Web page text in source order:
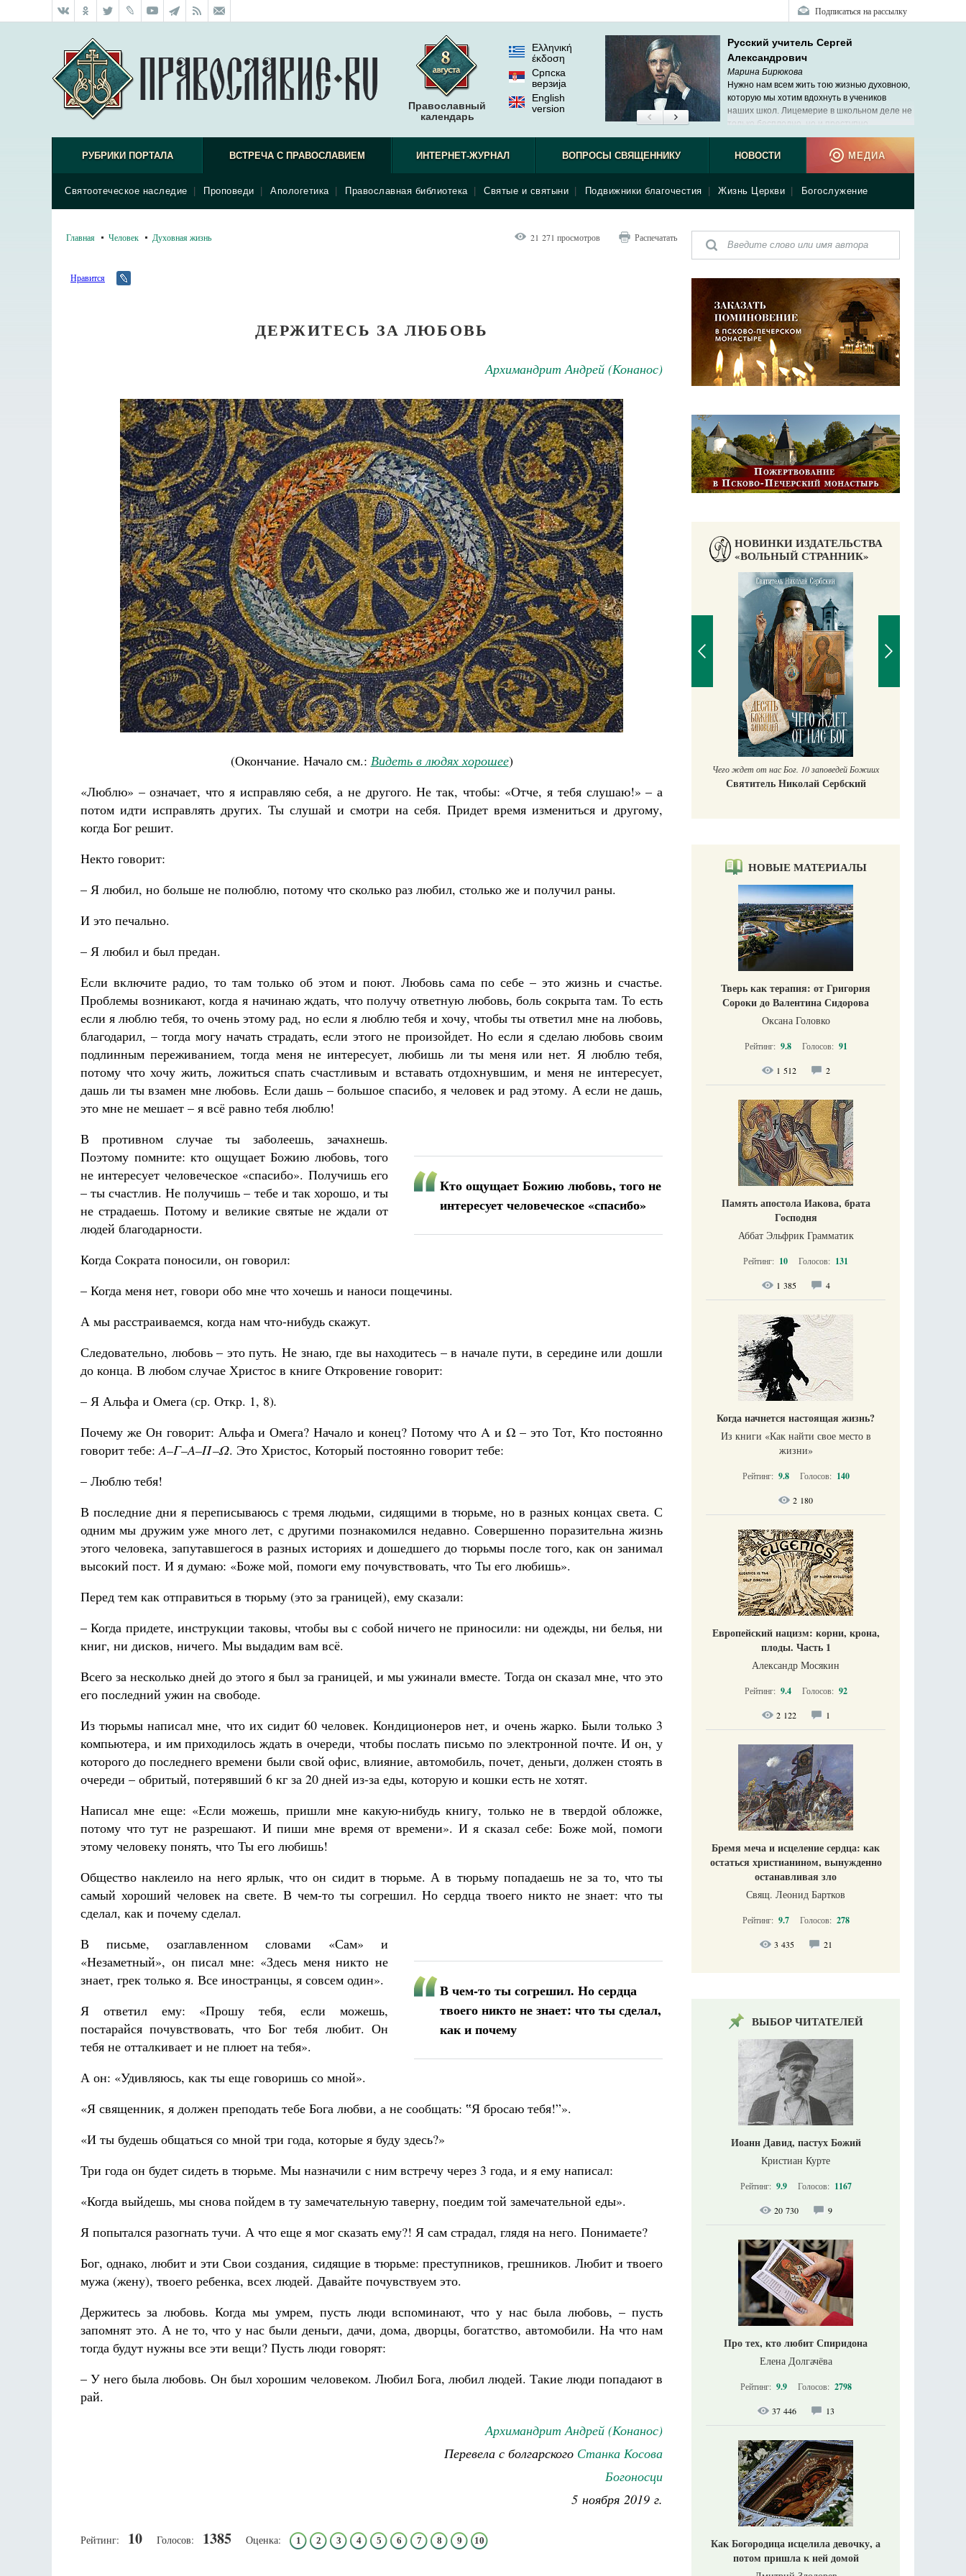
Подписаться на рассылку
Православный
календарь
Ελληνική
έκδοση
Српска
верзиjа
English
version
Русский учитель Сергей
Александрович
Марина Бирюкова
Нужно нам всем жить тою жизнью духовною,
которую мы хотим вдохнуть в учеников
наших школ. Лицемерие в школьном деле не
только бесплодно, но и преступно.
РУБРИКИ ПОРТАЛА ВСТРЕЧА С ПРАВОСЛАВИЕМ
Святоотеческое наследие Проповеди Апологетика Православная библиотека Святые и святыни Подвижники благочестия Жизнь Церкви Богослужение
ИНТЕРНЕТ-ЖУРНАЛ ВОПРОСЫ СВЯЩЕННИКУ НОВОСТИ МЕДИА
Главная Человек Духовная жизнь 21 271 просмотров Распечатать
Нравится
ДЕРЖИТЕСЬ ЗА ЛЮБОВЬ
Архимандрит Андрей (Конанос)
(Окончание. Начало см.: Видеть в людях хорошее)
«Люблю» – означает, что я исправляю себя, а не другого. Не так, чтобы: «Отче, я тебя слушаю!» – а
потом идти исправлять других. Ты слушай и смотри на себя. Придет время измениться и другому,
когда Бог решит.
Некто говорит:
– Я любил, но больше не полюблю, потому что сколько раз любил, столько же и получил раны.
И это печально.
– Я любил и был предан.
Если включите радио, то там только об этом и поют. Любовь сама по себе – это жизнь и счастье.
Проблемы возникают, когда я начинаю ждать, что получу ответную любовь, боль сокрыта там. То есть
если я люблю тебя, то очень этому рад, но если я люблю тебя и хочу, чтобы ты ответил мне на любовь,
благодарил, – тогда могу начать страдать, если этого не произойдет. Но если я сделаю любовь своим
подлинным переживанием, тогда меня не интересует, любишь ли ты меня или нет. Я люблю тебя,
потому что хочу жить, ложиться спать счастливым и вставать отдохнувшим, и меня не интересует,
дашь ли ты взамен мне любовь. Если дашь – большое спасибо, я человек и рад этому. А если не дашь,
это мне не мешает – я всё равно тебя люблю!
Кто ощущает Божию любовь, того не
интересует человеческое «спасибо»
В противном случае ты заболеешь, зачахнешь.
Поэтому помните: кто ощущает Божию любовь, того
не интересует человеческое «спасибо». Получишь его
– ты счастлив. Не получишь – тебе и так хорошо, и ты
не страдаешь. Потому и великие святые не ждали от
людей благодарности.
Когда Сократа поносили, он говорил:
– Когда меня нет, говори обо мне что хочешь и наноси пощечины.
А мы расстраиваемся, когда нам что-нибудь скажут.
Следовательно, любовь – это путь. Не знаю, где вы находитесь – в начале пути, в середине или дошли
до конца. В любом случае Христос в книге Откровение говорит:
– Я Альфа и Омега (ср. Откр. 1, 8).
Почему же Он говорит: Альфа и Омега? Начало и конец? Потому что Α и Ω – это Тот, Кто постоянно
говорит тебе:Α–Γ–Α–Π–Ω. Это Христос, Который постоянно говорит тебе:
– Люблю тебя!
В последние дни я переписываюсь с тремя людьми, сидящими в тюрьме, но в разных концах света. С
одним мы дружим уже много лет, с другими познакомился недавно. Совершенно поразительна жизнь
этого человека, запутавшегося в разных историях и дошедшего до тюрьмы после того, как он занимал
высокий пост. И я думаю: «Боже мой, помоги ему почувствовать, что Ты его любишь».
Перед тем как отправиться в тюрьму (это за границей), ему сказали:
– Когда придете, инструкции таковы, чтобы вы с собой ничего не приносили: ни одежды, ни белья, ни
книг, ни дисков, ничего. Мы выдадим вам всё.
Всего за несколько дней до этого я был за границей, и мы ужинали вместе. Тогда он сказал мне, что это
его последний ужин на свободе.
Из тюрьмы написал мне, что их сидит 60 человек. Кондиционеров нет, и очень жарко. Были только 3
компьютера, и им приходилось ждать в очереди, чтобы послать письмо по электронной почте. И он, у
которого до последнего времени были свой офис, влияние, автомобиль, почет, деньги, должен стоять в
очереди – обритый, потерявший 6 кг за 20 дней из-за еды, которую и кошки есть не хотят.
Написал мне еще: «Если можешь, пришли мне какую-нибудь книгу, только не в твердой обложке,
потому что тут не разрешают. И пиши мне время от времени». И я сказал себе: Боже мой, помоги
этому человеку понять, что Ты его любишь!
Общество наклеило на него ярлык, что он сидит в тюрьме. А в тюрьму попадаешь не за то, что ты
самый хороший человек на свете. В чем-то ты согрешил. Но сердца твоего никто не знает: что ты
сделал, как и почему сделал.
В чем-то ты согрешил. Но сердца
твоего никто не знает: что ты сделал,
как и почему
В письме, озаглавленном словами «Сам» и
«Незаметный», он писал мне: «Здесь меня никто не
знает, грек только я. Все иностранцы, я совсем один».
Я ответил ему: «Прошу тебя, если можешь,
постарайся почувствовать, что Бог тебя любит. Он
тебя не отталкивает и не плюет на тебя».
А он: «Удивляюсь, как ты еще говоришь со мной».
«Я священник, я должен преподать тебе Бога любви, а не сообщать: ‟Я бросаю тебя!”».
«И ты будешь общаться со мной три года, которые я буду здесь?»
Три года он будет сидеть в тюрьме. Мы назначили с ним встречу через 3 года, и я ему написал:
«Когда выйдешь, мы снова пойдем в ту замечательную таверну, поедим той замечательной еды».
Я попытался разогнать тучи. А что еще я мог сказать ему?! Я сам страдал, глядя на него. Понимаете?
Бог, однако, любит и эти Свои создания, сидящие в тюрьме: преступников, грешников. Любит и твоего
мужа (жену), твоего ребенка, всех людей. Давайте почувствуем это.
Держитесь за любовь. Когда мы умрем, пусть люди вспоминают, что у нас была любовь, – пусть
запомнят это. А не то, что у нас были деньги, дачи, дома, дворцы, богатство, автомобили. На что нам
тогда будут нужны все эти вещи? Пусть люди говорят:
– У него была любовь. Он был хорошим человеком. Любил Бога, любил людей. Такие люди попадают в
рай.
Архимандрит Андрей (Конанос)
Перевела с болгарского Станка Косова
Богоносци
5 ноября 2019 г.
Рейтинг: 10 Голосов: 1385 Оценка: 1 2 3 4 5 6 7 8 9 10
НОВИНКИ ИЗДАТЕЛЬСТВА
«ВОЛЬНЫЙ СТРАННИК»
Как найти своё место в жизни
Кирилл Мурышев
Чего ждет от нас Бог. 10 заповедей Божиих
Святитель Николай Сербский
НОВЫЕ МАТЕРИАЛЫ
Тверь как терапия: от Григория
Сороки до Валентина Сидорова
Оксана Головко
Рейтинг: 9.8 Голосов: 91
1 512 2
Память апостола Иакова, брата
Господня
Аббат Эльфрик Грамматик
Рейтинг: 10 Голосов: 131
1 385 4
Когда начнется настоящая жизнь?
Из книги «Как найти свое место в
жизни​»
Рейтинг: 9.8 Голосов: 140
2 180
Европейский нацизм: корни, крона,
плоды. Часть 1
Александр Мосякин
Рейтинг: 9.4 Голосов: 92
2 122 1
Бремя меча и исцеление сердца: как
остаться христианином, вынужденно
останавливая зло
Свящ. Леонид Бартков
Рейтинг: 9.7 Голосов: 278
3 435 21
ВЫБОР ЧИТАТЕЛЕЙ
Иоанн Давид, пастух Божий
Кристиан Курте
Рейтинг: 9.9 Голосов: 1167
20 730 9
Про тех, кто любит Спиридона
Елена Долгачёва
Рейтинг: 9.9 Голосов: 2798
37 446 13
Как Богородица исцелила девочку, а
потом пришла к ней домой